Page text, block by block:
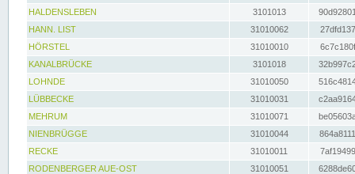
HALDENSLEBEN
3101013
HANN. LIST
31010062
HÖRSTEL
31010010
KANALBRÜCKE
3101018
LOHNDE
31010050
LÜBBECKE
31010031
MEHRUM
31010071
NIENBRÜGGE
31010044
RECKE
31010011
RODENBERGER AUE-OST
31010051